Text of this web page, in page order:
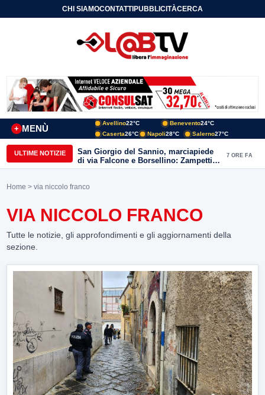
CHI SIAMOCONTATTIPUBBLICITÀCERCA
MENÙ
+
Avellino22°C Benevento24°C
Caserta26°C Napoli28°C Salerno27°C
ULTIME NOTIZIE
San Giorgio del Sannio, marciapiede
di via Falcone e Borsellino: Zampetti e
Lombardi replicano alle polemiche
7 ORE FA
Home > via niccolo franco
VIA NICCOLO FRANCO
Tutte le notizie, gli approfondimenti e gli aggiornamenti della
sezione.